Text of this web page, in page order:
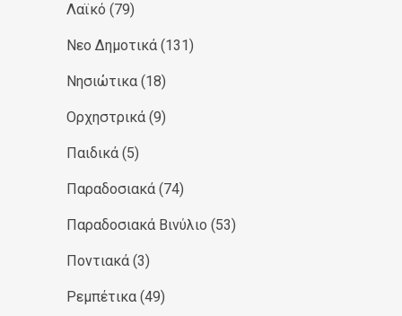
Λαϊκό (79)
Νεο Δημοτικά (131)
Νησιώτικα (18)
Ορχηστρικά (9)
Παιδικά (5)
Παραδοσιακά (74)
Παραδοσιακά Βινύλιο (53)
Ποντιακά (3)
Ρεμπέτικα (49)